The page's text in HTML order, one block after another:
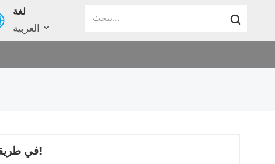
لغة
العربية
مصابيح الشوارع الشمسية المتكاملة LC2-80W في طريقها إلى صربيا!